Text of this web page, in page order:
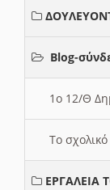
Blog-
1ο 12/Θ
Το
ΕΡΓΑΛΕΙΑ